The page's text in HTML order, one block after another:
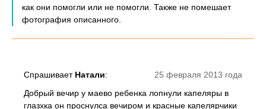
как они помогли или не помогли. Также не помешает
фотография описанного.
25 февраля 2013 года
Спрашивает Натали:
Добрый вечир у маево ребенка лопнули капеляры в
глазхка он проснулса вечиром и красные капелярчики